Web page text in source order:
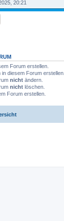
20:21
Forum erstellen.
diesem Forum erstellen.
nicht ändern.
nicht löschen.
Forum erstellen.